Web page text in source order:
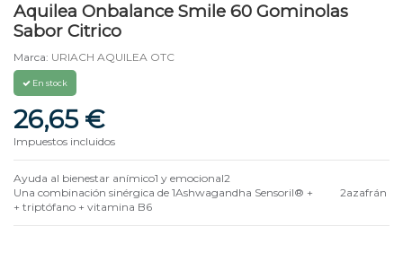
Aquilea Onbalance Smile 60 Gominolas
Sabor Citrico
Marca: URIACH AQUILEA OTC
En stock
26,65 €
Impuestos incluidos
Ayuda al bienestar anímico1 y emocional2
Una combinación sinérgica de 1Ashwagandha Sensoril® + 2azafrán
+ triptófano + vitamina B6